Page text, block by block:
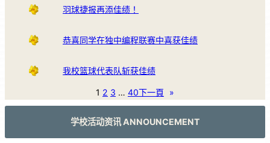
羽球捷报再添佳绩！
恭喜同学在独中编程联赛中喜获佳绩
我校篮球代表队斩获佳绩
1 2 3 … 40下一頁 »
学校活动资讯 ANNOUNCEMENT